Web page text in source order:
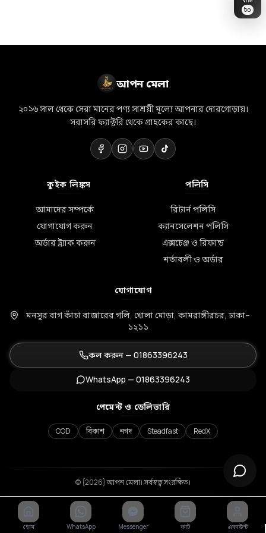
🎁
🏷️
🌸
💐
🎀
আপন মেলা
২০১৬ সাল থেকে সেরা মানের পণ্য সাশ্রয়ী মূল্যে আপনার দোরগোড়ায়।
সরাসরি ফ্যাক্টরি থেকে গ্রাহকের কাছে।
কুইক লিঙ্কস
আমাদের সম্পর্কে
যোগাযোগ করুন
অর্ডার ট্র্যাক করুন
পলিসি
রিটার্ন পলিসি
ক্যানসেলেশন পলিসি
এক্সচেঞ্জ ও রিফান্ড
শর্তাবলী ও অর্ডার
যোগাযোগ
মনসুর বাগ কাঁচা বাজারের গলি, খোলা মোড়া, কামরাঙ্গীরচর, ঢাকা–
১২১১
কল করুন — 01863396243
WhatsApp — 01863396243
পেমেন্ট ও ডেলিভারি
COD বিকাশ নগদ Steadfast RedX
© {2026} আপন মেলা। সর্বস্বত্ব সংরক্ষিত।
হোম WhatsApp Messenger কার্ট একাউন্ট
৳0